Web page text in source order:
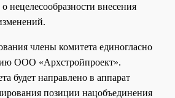
нецелесообразности внесения
члены комитета единогласно
ООО «Архстройпроект».
будет направлено в аппарат
позиции нацобъединения